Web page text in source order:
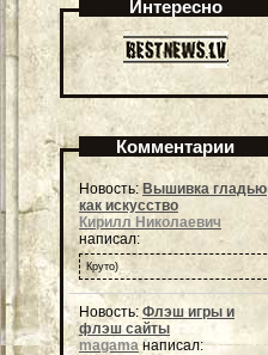
Интересно
Комментарии
Новость: Вышивка гладью
как искусство
Кирилл Николаевич
написал:
Круто)
Новость: Флэш игры и
флэш сайты
magamaнаписал: